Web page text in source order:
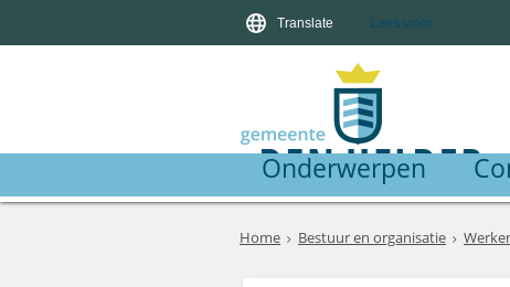
Translate Lees voor
Onderwerpen
Home Bestuur en organisatie